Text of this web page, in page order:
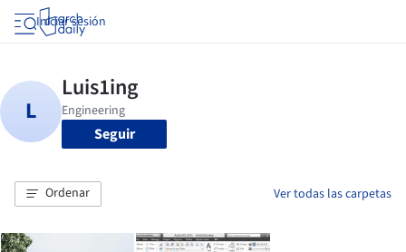
Iniciar sesión
Seguir
Ordenar Ver todas las carpetas